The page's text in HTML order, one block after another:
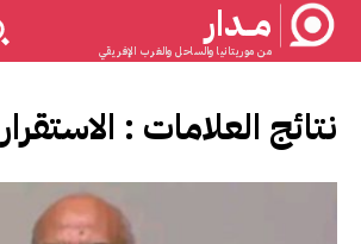
مــدار
من موريتانيا والساحل والغرب الإفريقي
نتائج العلامات : الاستقرار